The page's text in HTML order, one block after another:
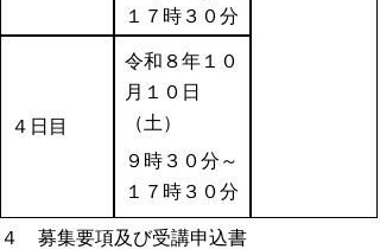
１７時３０分
４日目
令和８年１０
月１０日
（土）
９時３０分～
１７時３０分
４ 募集要項及び受講申込書